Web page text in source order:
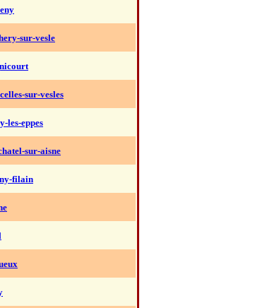
sur-vesle
sur-vesles
les-eppes
sur-aisne
filain